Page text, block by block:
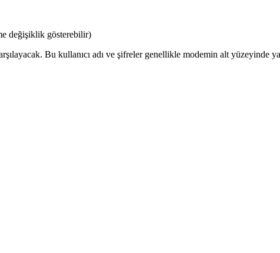
değişiklik gösterebilir)
Bu kullanıcı adı ve şifreler genellikle modemin alt yüzeyinde